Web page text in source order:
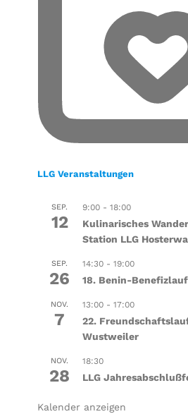
LLG Veranstaltungen
SEP.
12
9:00- 18:00
Kulinarisches
Station LLG
SEP.
26
14:30- 19:00
18. Benin-
NOV.
7
13:00- 17:00
22.
Wustweiler
NOV.
28
18:30
LLG
Kalender anzeigen